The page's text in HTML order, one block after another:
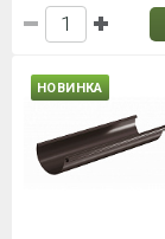
НОВИНКА